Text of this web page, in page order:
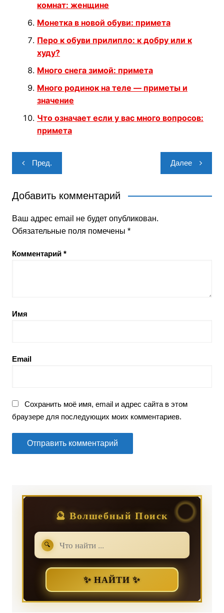
комнат: женщине
Монетка в новой обуви: примета
Перо к обуви прилипло: к добру или к
худу?
Много снега зимой: примета
Много родинок на теле — приметы и
значение
Что означает если у вас много вопросов:
примета
Навигация
по
записям
Пред. Далее
Добавить комментарий
Ваш адрес email не будет опубликован.
Обязательные поля помечены *
Комментарий *
Имя
Email
Сохранить моё имя, email и адрес сайта в этом
браузере для последующих моих комментариев.
🔮 Волшебный Поиск
🔍
✨ НАЙТИ ✨